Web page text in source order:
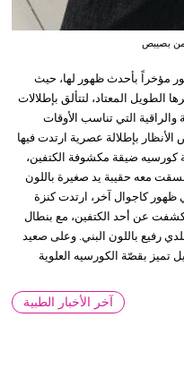
بصيبص
مؤخراً بأحدث ظهور لها، حيث
المعتاد، لتتألق بإطلالات
التي تناسب الأوقات
بإطلالة عصرية ارتدت فيها
كورسيه ضيقة مكشوفة الكتفين،
معه حقيبة يد صغيرة باللون
ظهور كاجوال آخر، ارتدت كنزة
كشفت عن أحد الكتفين، مع بنطال
رفيع باللون البني. وعلى صعيد
تميز بقصّة الكورسيه العلوية
آخر الأخبار الطبية